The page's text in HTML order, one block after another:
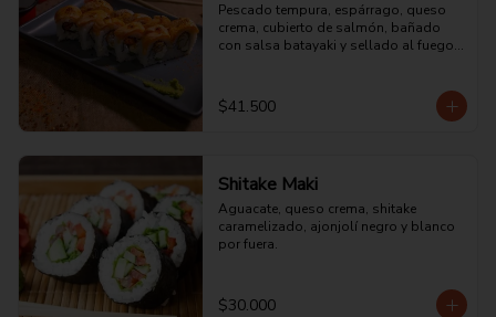
Pescado tempura, espárrago, queso
crema, cubierto de salmón, bañado
con salsa batayaki y sellado al fuego
$41.500
Shitake Maki
Aguacate, queso crema, shitake
caramelizado, ajonjolí negro y blanco
por fuera.
$30.000